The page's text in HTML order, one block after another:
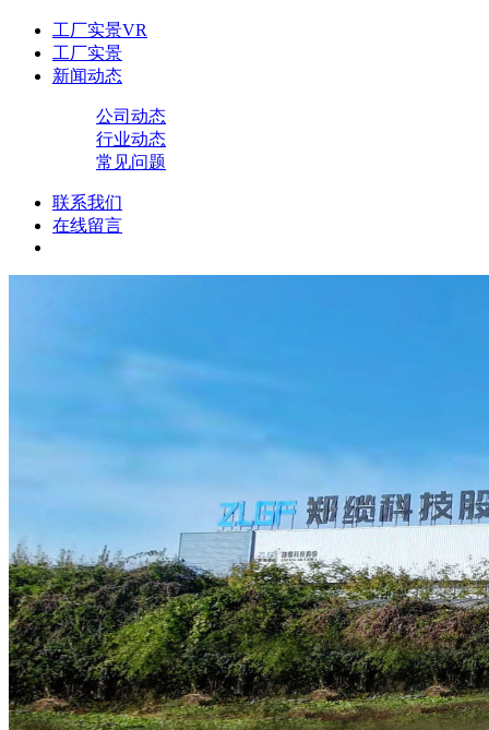
工厂实景VR
工厂实景
新闻动态
公司动态
行业动态
常见问题
联系我们
在线留言